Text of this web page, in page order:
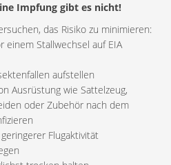
Impfung gibt es nicht!
das Risiko zu minimieren:
einem Stallwechsel auf EIA
aufstellen
Ausrüstung wie Sattelzeug,
oder Zubehör nach dem
Flugaktivität